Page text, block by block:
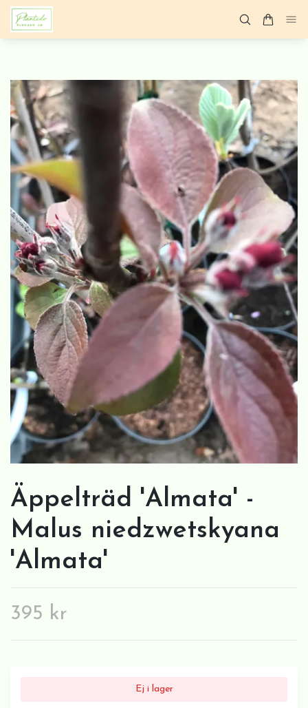
Äppelträd 'Almata' -
Malus niedzwetskyana
'Almata'
395 kr
Ej i lager